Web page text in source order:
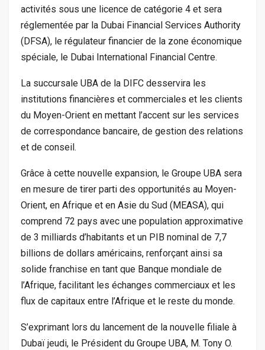
activités sous une licence de catégorie 4 et sera
réglementée par la Dubai Financial Services Authority
(DFSA), le régulateur financier de la zone économique
spéciale, le Dubai International Financial Centre.
La succursale UBA de la DIFC desservira les
institutions financières et commerciales et les clients
du Moyen-Orient en mettant l’accent sur les services
de correspondance bancaire, de gestion des relations
et de conseil.
Grâce à cette nouvelle expansion, le Groupe UBA sera
en mesure de tirer parti des opportunités au Moyen-
Orient, en Afrique et en Asie du Sud (MEASA), qui
comprend 72 pays avec une population approximative
de 3 milliards d’habitants et un PIB nominal de 7,7
billions de dollars américains, renforçant ainsi sa
solide franchise en tant que Banque mondiale de
l’Afrique, facilitant les échanges commerciaux et les
flux de capitaux entre l’Afrique et le reste du monde.
S’exprimant lors du lancement de la nouvelle filiale à
Dubaï jeudi, le Président du Groupe UBA, M. Tony O.